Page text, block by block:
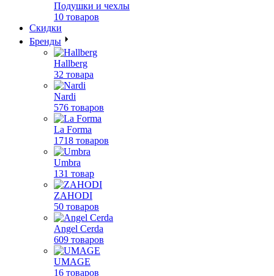
Подушки и чехлы
10 товаров
Скидки
Бренды
Hallberg
32 товара
Nardi
576 товаров
La Forma
1718 товаров
Umbra
131 товар
ZAHODI
50 товаров
Angel Cerda
609 товаров
UMAGE
16 товаров